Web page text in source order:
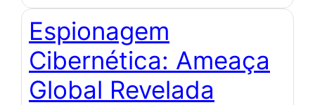
Espionagem
Cibernética: Ameaça
Global Revelada